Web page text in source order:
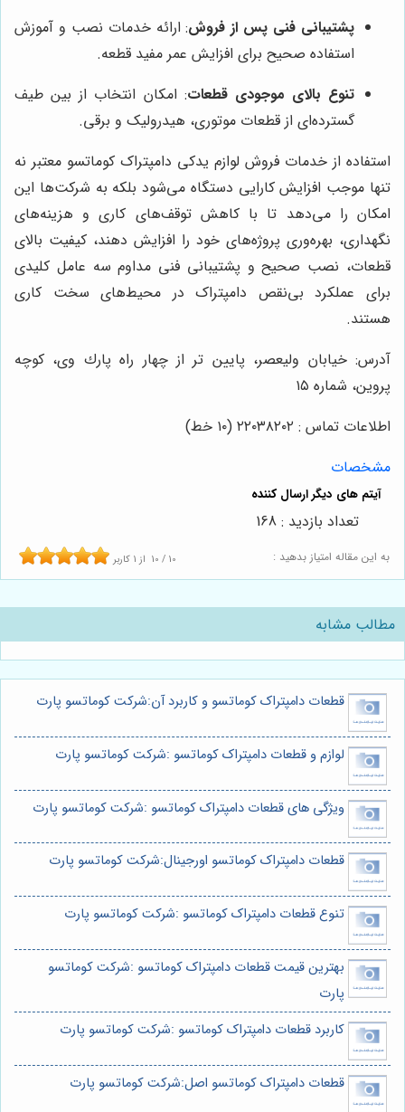
پشتیبانی فنی پس از فروش: ارائه خدمات نصب و آموزش
استفاده صحیح برای افزایش عمر مفید قطعه.
تنوع بالای موجودی قطعات: امکان انتخاب از بین طیف
گسترده‌ای از قطعات موتوری، هیدرولیک و برقی.
استفاده از خدمات فروش لوازم یدکی دامپتراک کوماتسو معتبر نه
تنها موجب افزایش کارایی دستگاه می‌شود بلکه به شرکت‌ها این
امکان را می‌دهد تا با کاهش توقف‌های کاری و هزینه‌های
نگهداری، بهره‌وری پروژه‌های خود را افزایش دهند، کیفیت بالای
قطعات، نصب صحیح و پشتیبانی فنی مداوم سه عامل کلیدی
برای عملکرد بی‌نقص دامپتراک در محیط‌های سخت کاری
هستند.
آدرس: خيابان وليعصر، پايين تر از چهار راه پارك وى، كوچه
پروين، شماره ١٥
اطلاعات تماس : ٢٢٠٣٨٢٠٢ (١٠ خط)
مشخصات
به این مقاله امتیاز بدهید : 10 / 10 از 1 کاربر
تعداد بازدید : 168
مطالب مشابه
قطعات دامپتراک کوماتسو و کاربرد آن:شرکت کوماتسو پارت
لوازم و قطعات دامپتراک کوماتسو :شرکت کوماتسو پارت
ویژگی های قطعات دامپتراک کوماتسو :شرکت کوماتسو پارت
قطعات دامپتراک کوماتسو اورجینال:شرکت کوماتسو پارت
تنوع قطعات دامپتراک کوماتسو :شرکت کوماتسو پارت
بهترین قیمت قطعات دامپتراک کوماتسو :شرکت کوماتسو
پارت
کاربرد قطعات دامپتراک کوماتسو :شرکت کوماتسو پارت
قطعات دامپتراک کوماتسو اصل:شرکت کوماتسو پارت